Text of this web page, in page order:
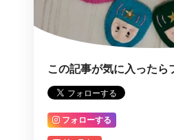
この記事が気に入ったら
フォローする